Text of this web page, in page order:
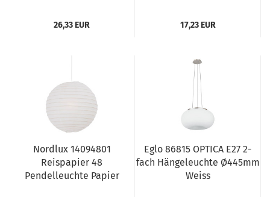
26,33 EUR 17,23 EUR
Nordlux 14094801
Reispapier 48
Pendelleuchte Papier
Eglo 86815 OPTICA E27 2-
fach Hängeleuchte Ø445mm
Weiss